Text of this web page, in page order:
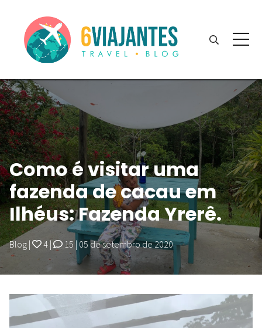
Como é visitar uma
fazenda de cacau em
Ilhéus: Fazenda Yrerê.
Blog | 4 | 15 | 05 de setembro de 2020